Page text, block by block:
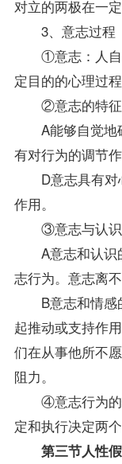
对立的两极在一
3、意志过程
①意志：人自
定目的的心理过程
②意志的特征
A能够自觉地
有对行为的调节作
D意志具有对
作用。
③意志与认识
A意志和认识
志行为。意志离
B意志和情感
起推动或支持作
们在从事他所不
阻力。
④意志行为的
定和执行决定两个
第三节人性假